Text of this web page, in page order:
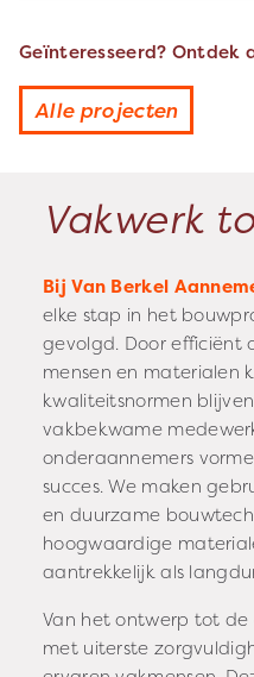
Geïnteresseerd? Ontdek
Alle projecten
Vakwerk
Bij Van Berkel
elke stap in het
gevolgd. Door efficiënt
mensen en materialen
kwaliteitsnormen
vakbekwame
onderaannemers
succes. We maken
en duurzame
hoogwaardige
aantrekkelijk als
Van het ontwerp tot
met uiterste